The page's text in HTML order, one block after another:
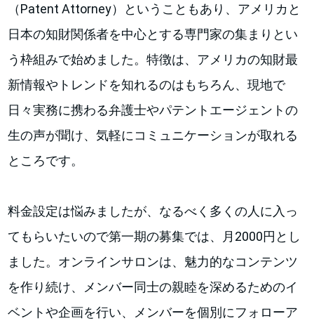
（Patent Attorney）ということもあり、アメリカと
日本の知財関係者を中心とする専門家の集まりとい
う枠組みで始めました。特徴は、アメリカの知財最
新情報やトレンドを知れるのはもちろん、現地で
日々実務に携わる弁護士やパテントエージェントの
生の声が聞け、気軽にコミュニケーションが取れる
ところです。
料金設定は悩みましたが、なるべく多くの人に入っ
てもらいたいので第一期の募集では、月2000円とし
ました。オンラインサロンは、魅力的なコンテンツ
を作り続け、メンバー同士の親睦を深めるためのイ
ベントや企画を行い、メンバーを個別にフォローア